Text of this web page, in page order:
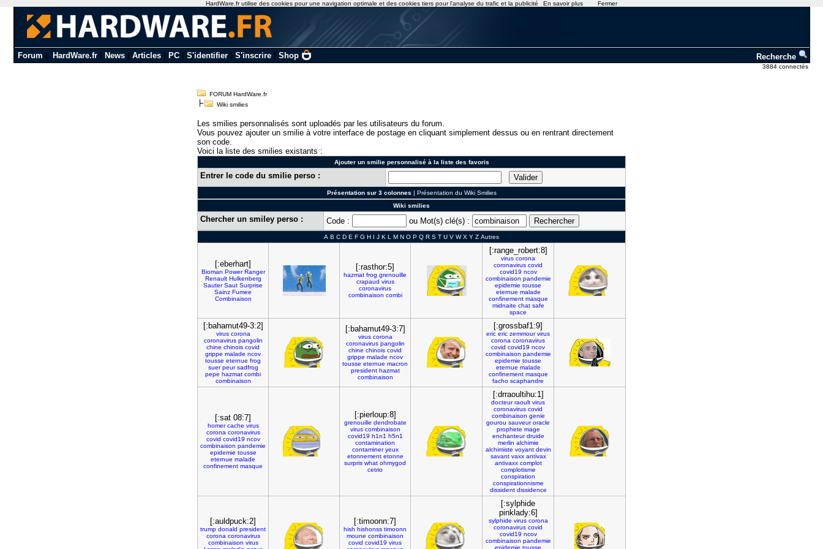
Forum HardWare.fr| News| Articles| PC| S'identifier| S'inscrire| Shop Recherche
3884 connectés
FORUM HardWare.fr
Wiki smilies
Les smilies personnalisés sont uploadés par les utilisateurs du forum.
Vous pouvez ajouter un smilie à votre interface de postage en cliquant simplement dessus ou en rentrant directement
son code.
Voici la liste des smilies existants :
Ajouter un smilie personnalisé à la liste des favoris
Entrer le code du smilie perso :
Présentation sur 3 colonnes | Présentation du Wiki Smilies
Wiki smilies
Chercher un smiley perso : Code : ou Mot(s) clé(s) :
A B C D E F G H I J K L M N O P Q R S T U V W X Y Z Autres
[:eberhart]
Bioman Power Ranger
Renault Hulkenberg
Sauter Saut Surprise
Sainz Fumee
Combinaison
[:rasthor:5]
hazmat frog grenouille
crapaud virus
coronavirus
combinaison combi
[:range_robert:8]
virus corona
coronavirus covid
covid19 ncov
combinaison pandemie
epidemie tousse
eternue malade
confinement masque
midnaite chat safe
space
[:bahamut49-3:2]
virus corona
coronavirus pangolin
chine chinois covid
grippe malade ncov
tousse eternue frog
suer peur sadfrog
pepe hazmat combi
combinaison
[:bahamut49-3:7]
virus corona
coronavirus pangolin
chine chinois covid
grippe malade ncov
tousse eternue macron
president hazmat
combinaison
[:grossbaf1:9]
eric eric zemmour virus
corona coronavirus
covid covid19 ncov
combinaison pandemie
epidemie tousse
eternue malade
confinement masque
facho scaphandre
[:sat 08:7]
homer cache virus
corona coronavirus
covid covid19 ncov
combinaison pandemie
epidemie tousse
eternue malade
confinement masque
[:pierloup:8]
grenouille dendrobate
virus combinaison
covid19 h1n1 h5n1
contamination
contaminer yeux
etonnement etonne
surpris what ohmygod
cetrio
[:drraoultihu:1]
docteur raoult virus
coronavirus covid
combinaison genie
gourou sauveur oracle
prophete mage
enchanteur druide
merlin alchimie
alchimiste voyant devin
savant vaxx antivax
antivaxx complot
complotisme
conspiration
conspirationnisme
dissident dissidence
[:auldpuck:2]
trump donald president
corona coronavirus
combinaison virus
[:timoonn:7]
hish hishonss timoonn
moune combinaison
covid covid19 virus
[:sylphide
pinklady:6]
sylphide virus corona
coronavirus covid
covid19 ncov
combinaison pandemie
epidemie tousse
HardWare.fr utilise des cookies pour une navigation optimale et des cookies tiers pour l'analyse du trafic et la publicité En savoir plus Fermer